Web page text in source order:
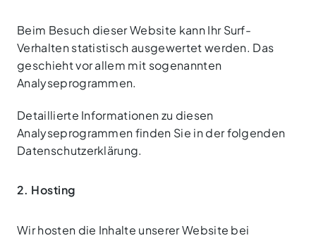
Beim Besuch dieser Website kann Ihr Surf-
Verhalten statistisch ausgewertet werden. Das
geschieht vor allem mit sogenannten
Analyseprogrammen.
Detaillierte Informationen zu diesen
Analyseprogrammen finden Sie in der folgenden
Datenschutzerklärung.
2. Hosting
Wir hosten die Inhalte unserer Website bei